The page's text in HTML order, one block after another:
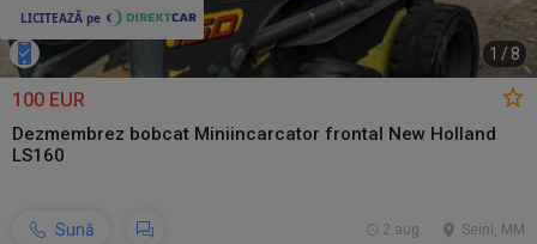
1 / 8
100 EUR
Dezmembrez bobcat Miniincarcator frontal New Holland
LS160
Sună Seini, MM
2 aug.